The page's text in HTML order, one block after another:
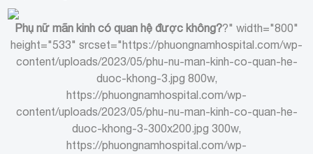
Phụ nữ mãn kinh có quan hệ được không??" width="800"
height="533" srcset="https://phuongnamhospital.com/wp-
content/uploads/2023/05/phu-nu-man-kinh-co-quan-he-
duoc-khong-3.jpg 800w,
https://phuongnamhospital.com/wp-
content/uploads/2023/05/phu-nu-man-kinh-co-quan-he-
duoc-khong-3-300x200.jpg 300w,
https://phuongnamhospital.com/wp-